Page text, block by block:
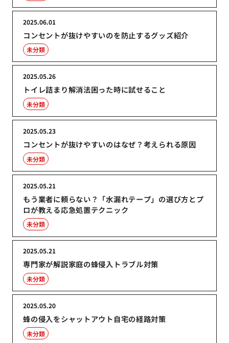
コンセントが抜けやすいのを防止するグッズ紹介
2025.06.01
未分類
トイレ詰まり解消法困った時に試せること
2025.05.26
未分類
コンセントが抜けやすいのはなぜ？考えられる原因
2025.05.23
未分類
もう業者に頼らない？「水漏れテープ」の選び方とプ
ロが教える応急処置テクニック
2025.05.21
未分類
専門家が解説家庭の蜂侵入トラブル対策
2025.05.21
未分類
蜂の侵入をシャットアウト自宅の経路対策
2025.05.20
未分類